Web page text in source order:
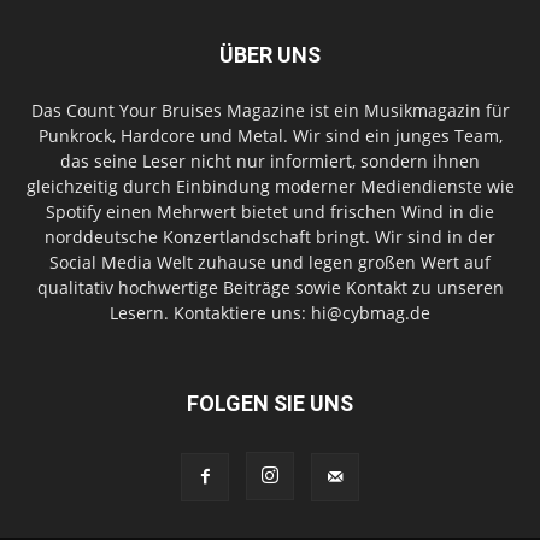
ÜBER UNS
Das Count Your Bruises Magazine ist ein Musikmagazin für
Punkrock, Hardcore und Metal. Wir sind ein junges Team,
das seine Leser nicht nur informiert, sondern ihnen
gleichzeitig durch Einbindung moderner Mediendienste wie
Spotify einen Mehrwert bietet und frischen Wind in die
norddeutsche Konzertlandschaft bringt. Wir sind in der
Social Media Welt zuhause und legen großen Wert auf
qualitativ hochwertige Beiträge sowie Kontakt zu unseren
Lesern. Kontaktiere uns: hi@cybmag.de
FOLGEN SIE UNS